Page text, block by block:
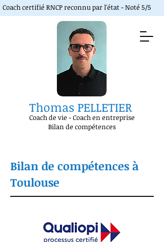
Thomas PELLETIER
Coach de vie -Coach en entreprise
Bilan de compétences
Coach certifié RNCP reconnu par l'état - Noté 5/5
Bilan de compétences à
Toulouse